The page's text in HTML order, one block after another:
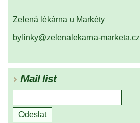
Zelená lékárna u Markéty
bylinky@zelenalekarna-marketa.cz
Mail list